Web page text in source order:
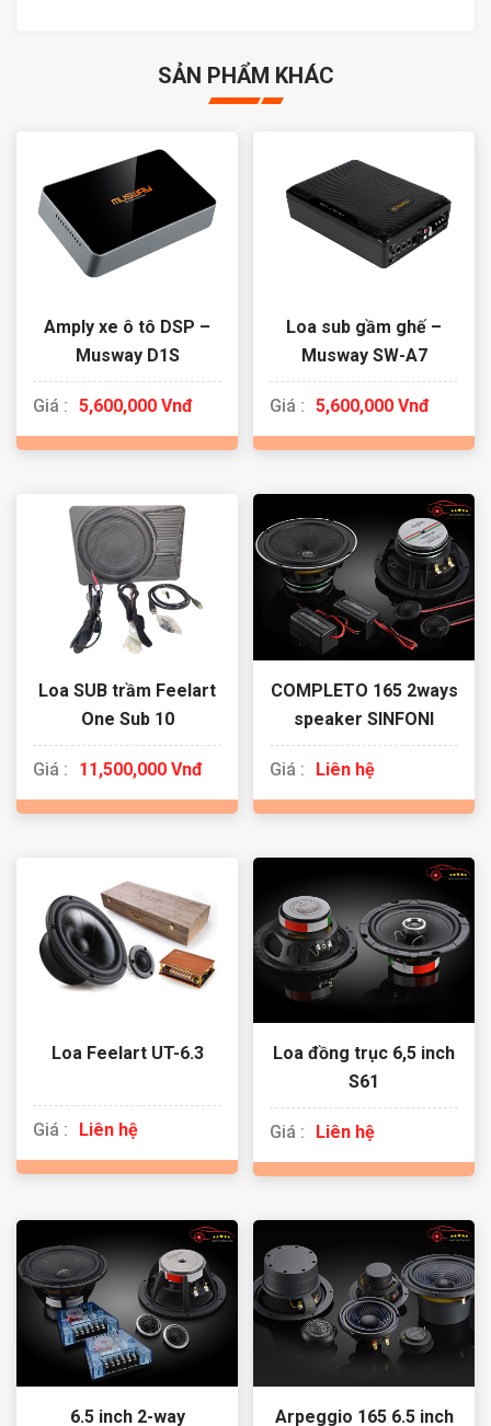
SẢN PHẨM KHÁC
Amply xe ô tô DSP –
Musway D1S
Giá : 5,600,000 Vnđ
Loa sub gầm ghế –
Musway SW-A7
Giá : 5,600,000 Vnđ
Loa SUB trầm Feelart
One Sub 10
Giá : 11,500,000 Vnđ
COMPLETO 165 2ways
speaker SINFONI
Giá : Liên hệ
Loa Feelart UT-6.3
Giá : Liên hệ
Loa đồng trục 6,5 inch
S61
Giá : Liên hệ
6.5 inch 2-way
Arpeggio 165 6.5 inch